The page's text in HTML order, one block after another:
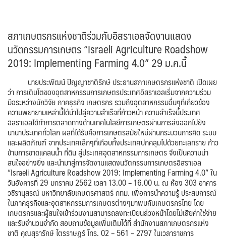
สภาเกษตรกรแห่งชาติร่วมกับอิสราเอลจัดงานแสดง
นวัตกรรมการเกษตร “Israeli Agriculture Roadshow
2019: Implementing Farming 4.0” 29 ม.ค.นี้
นายประพัฒน์ ปัญญาชาติรักษ์ ประธานสภาเกษตรกรแห่งชาติ เปิดเผย
ว่า การเติบโตของอุตสาหกรรมการเกษตรประเทศอิสราเอลเริ่มจากความร่วม
มือระหว่างนักวิจัย ภาคธุรกิจ เกษตรกร รวมถึงอุตสาหกรรมอื่นๆที่เกี่ยวข้อง
ความพยายามเหล่านี้ได้นำไปสู่ความสำเร็จที่ก้าวหน้า ความสำเร็จนี้ประเทศ
อิสราเอลได้ทำการตลาดทางด้านเทคโนโลยีการเกษตรผ่านการส่งออกไปยัง
นานาประเทศทั่วโลก ผลที่ได้รับคือการเกษตรสมัยใหม่ผ่านกระบวนการคิด ระบบ
และผลิตภัณฑ์ จากประเทศเล็กๆที่เกือบทั้งประเทศปกคลุมไปด้วยทะเลทราย ก้าว
ข้ามการขาดแคลนน้ำ ที่ดิน สู่ประเทศอุตสาหกรรมการเกษตร จึงเป็นความน่า
สนใจอย่างยิ่ง และนำมาสู่การจัดงานแสดงนวัตกรรมการเกษตรอิสราเอล
“Israeli Agriculture Roadshow 2019: Implementing Farming 4.0” ใน
วันอังคารที่ 29 มกราคม 2562 เวลา 13.00 – 16.00 น. ณ ห้อง 303 อาคาร
วชิรานุสรณ์ มหาวิทยาลัยเกษตรศาสตร์ กทม. เพื่อการนำความรู้ ประสบการณ์
ในภาคธุรกิจและอุตสาหกรรมการเกษตรต่างๆมาพบกับเกษตรกรไทย โดย
เกษตรกรและผู้สนใจเข้าร่วมงานสามารถลงทะเบียนล่วงหน้าโดยไม่เสียค่าใช่จ่าย
และรับจำนวนจำกัด สอบถามข้อมูลเพิ่มเติมได้ที่ สำนักงานสภาเกษตรกรแห่ง
ชาติ คุณสุรารักษ์ ไตรราษฎร์ โทร. 02 – 561 – 2797 ในเวลาราชการ